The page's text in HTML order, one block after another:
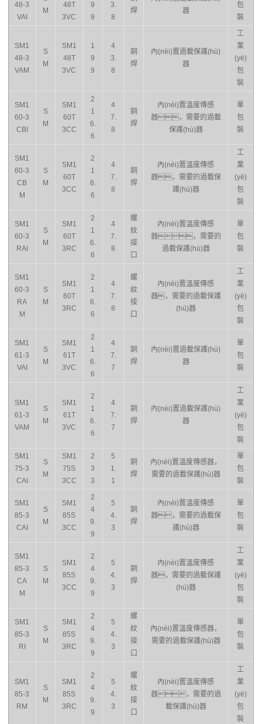
48-3
VAI
M
48T
3VC
9
9
3.
8
焊
器
包
裝
SM1
48-3
VAM
S
M
SM1
48T
3VC
1
9
9
4
3.
8
銅
焊
內(nèi)置過載保護(hù)
器
工
業
(yè)
包
裝
SM1
60-3
CBI
S
M
SM1
60T
3CC
2
1
6.
6
4
7.
8
銅
焊
內(nèi)置溫度傳感
器，需要的過載
保護(hù)器
單
包
裝
SM1
60-3
CB
M
S
M
SM1
60T
3CC
2
1
6.
6
4
7.
8
銅
焊
內(nèi)置溫度傳感
器，需要的過載保
護(hù)器
工
業
(yè)
包
裝
SM1
60-3
RAI
S
M
SM1
60T
3RC
2
1
6.
6
4
7.
8
螺
紋
接
口
內(nèi)置溫度傳感
器，需要的
過載保護(hù)器
單
包
裝
SM1
60-3
RA
M
S
M
SM1
60T
3RC
2
1
6.
6
4
7.
8
螺
紋
接
口
內(nèi)置溫度傳感
器，需要的過載保護
(hù)器
工
業
(yè)
包
裝
SM1
61-3
VAI
S
M
SM1
61T
3VC
2
1
6.
6
4
7.
7
銅
焊
內(nèi)置過載保護(hù)
器
單
包
裝
SM1
61-3
VAM
S
M
SM1
61T
3VC
2
1
6.
6
4
7.
7
銅
焊
內(nèi)置過載保護(hù)
器
工
業
(yè)
包
裝
SM1
75-3
CAI
S
M
SM1
75S
3CC
2
3
3
5
1.
1
銅
焊
內(nèi)置溫度傳感器，
需要的過載保護(hù)器
單
包
裝
SM1
85-3
CAI
S
M
SM1
85S
3CC
2
4
9.
9
5
4.
3
銅
焊
內(nèi)置溫度傳感
器，需要的過載保
護(hù)器
單
包
裝
SM1
85-3
CA
M
S
M
SM1
85S
3CC
2
4
9.
9
5
4.
3
銅
焊
內(nèi)置溫度傳感
器，需要的過載保護
(hù)器
工
業
(yè)
包
裝
SM1
85-3
RI
S
M
SM1
85S
3RC
2
4
9.
9
5
4.
3
螺
紋
接
口
內(nèi)置溫度傳感器，
需要的過載保護(hù)器
單
包
裝
SM1
85-3
RM
S
M
SM1
85S
3RC
2
4
9.
9
5
4.
3
螺
紋
接
口
內(nèi)置溫度傳感
器，需要的過
載保護(hù)器
工
業
(yè)
包
裝